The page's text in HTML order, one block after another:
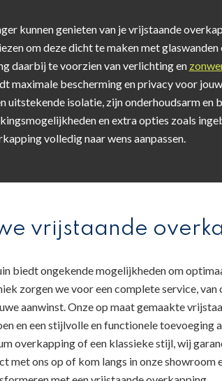
kunnen genieten van je vrijstaande
om deze dicht te maken met glaswanden
daarbij te voorzien van verlichting en
maximale bescherming en privacy voor
uitstekende isolatie, zijn onderhoudsarm en
en extra opties zoals
volledig naar wens aanpassen.
vrijstaande
biedt ongekende mogelijkheden om
zorgen we voor een complete service,
aanwinst. Onze op maat gemaakte
en een stijlvolle en functionele toevoeging
overkapping of een klassieke stijl, wij
met ons op of kom langs in onze showroom